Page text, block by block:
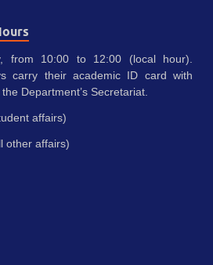
from 10:00 to 12:00 (local hour).
carry their academic ID card with
Department’s Secretariat.
affairs)
other affairs)